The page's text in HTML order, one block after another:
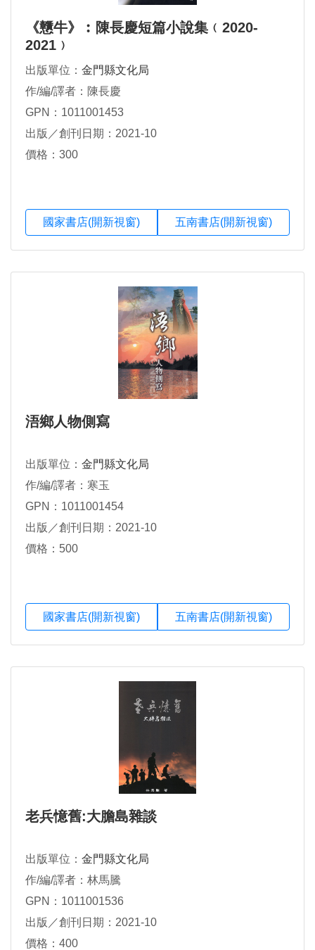
《戇牛》︰陳長慶短篇小說集﹙2020-
2021﹚
出版單位： 金門縣文化局
作/編/譯者：陳長慶
GPN：1011001453
出版／創刊日期：2021-10
價格：300
國家書店(開新視窗) 五南書店(開新視窗)
浯鄉人物側寫
出版單位： 金門縣文化局
作/編/譯者：寒玉
GPN：1011001454
出版／創刊日期：2021-10
價格：500
國家書店(開新視窗) 五南書店(開新視窗)
老兵憶舊:大膽島雜談
出版單位： 金門縣文化局
作/編/譯者：林馬騰
GPN：1011001536
出版／創刊日期：2021-10
價格：400